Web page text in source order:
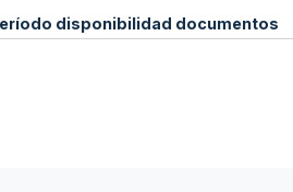
disponibilidad documentos